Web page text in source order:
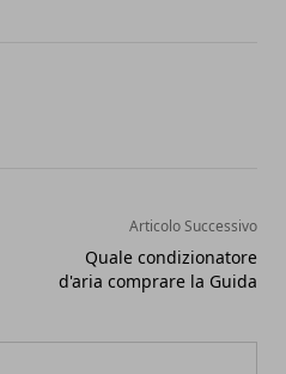
Articolo Successivo
Quale condizionatore
d'aria comprare la Guida